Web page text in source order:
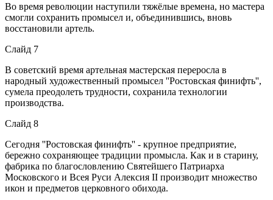
Во время революции наступили тяжёлые времена, но мастера
смогли сохранить промысел и, объединившись, вновь
восстановили артель.
Слайд 7
В советский время артельная мастерская переросла в
народный художественный промысел ''Ростовская финифть'',
сумела преодолеть трудности, сохранила технологии
производства.
Слайд 8
Сегодня ''Ростовская финифть'' - крупное предприятие,
бережно сохраняющее традиции промысла. Как и в старину,
фабрика по благословлению Святейшего Патриарха
Московского и Всея Руси Алексия II производит множество
икон и предметов церковного обихода.